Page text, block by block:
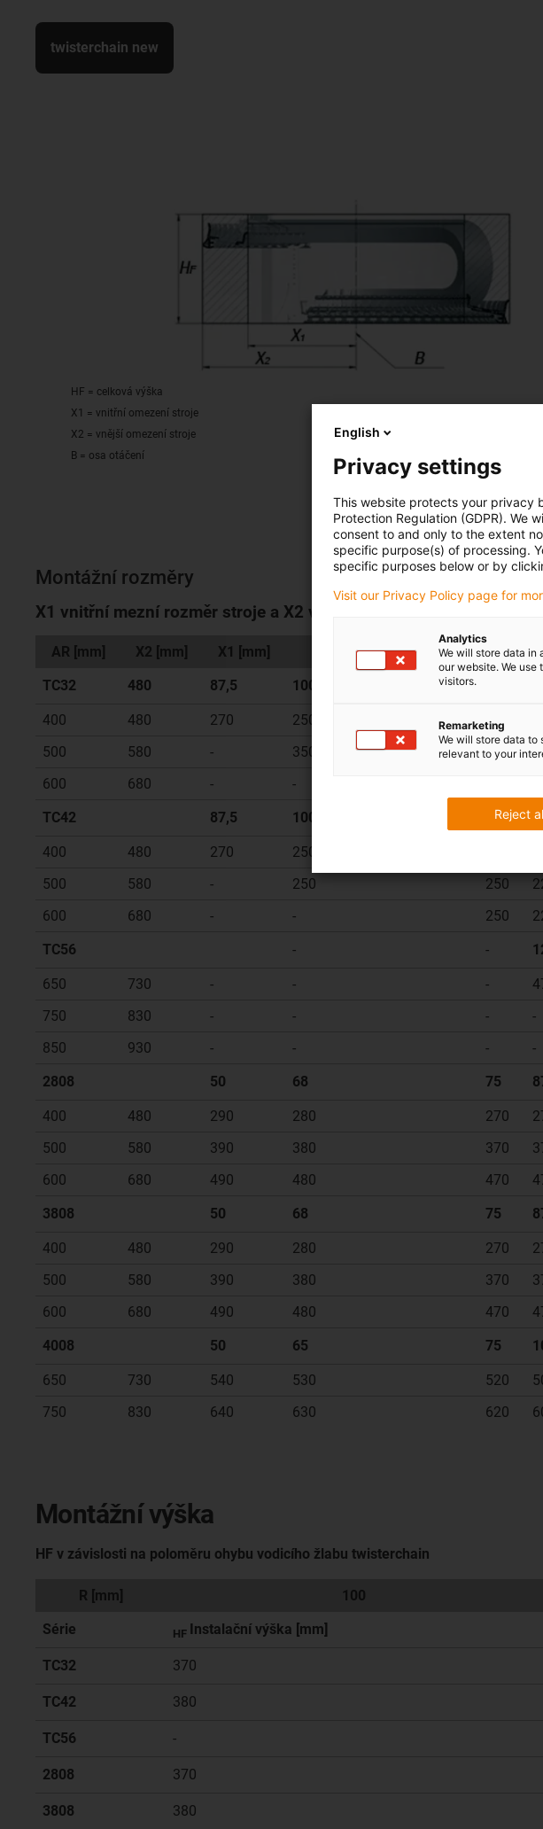
twisterchain new
HF = celková výška
X1 = vnitřní omezení stroje
X2 = vnější omezení stroje
B = osa otáčení
Montážní rozměry
X1 vnitřní mezní rozměr stroje a X2 vnější mezní rozměr stroje
AR [mm] X2 [mm] X1 [mm]
v závislosti na Bi [mm]
TC32
480 87,5 100
400 480 270 250 250
500
580 - 350 350
600
680 - -
TC42
87,5 100 108
400 480 270 250
500
580 - 250 250
600
680 - - 250
TC56
- -
650 730 - - -
750
830 - - - -
850
930 - - - -
2808
50 68 75
400 480 290 280 270
500
580 390 380 370
600
680 490 480 470
3808
50 68 75
400 480 290 280 270
500
580 390 380 370
600
680 490 480 470
4008
50 65 75
650 730 540 530 520
750
830 640 630 620
Montážní výška
HF v závislosti na poloměru ohybu vodicího žlabu twisterchain
R [mm] 100
Série
HF Instalační výška [mm]
TC32 370
TC42 380
TC56 -
2808 370
3808 380
English
Privacy settings
This website protects your privacy
Protection Regulation (GDPR). We
consent to and only to the extent
specific purpose(s) of processing.
specific purposes below or by
Visit our Privacy Policy page for
Analytics
We will store data in
our website. We use
visitors.
Remarketing
We will store data to
relevant to your
Reject